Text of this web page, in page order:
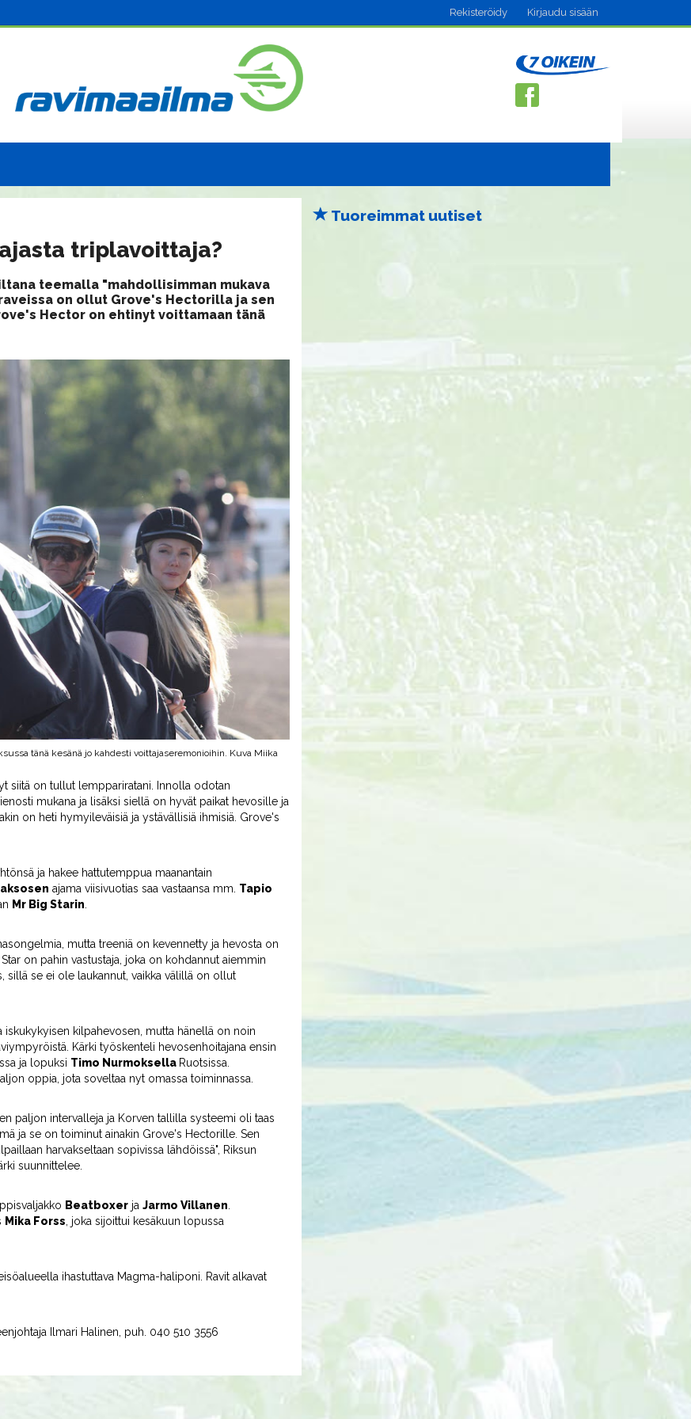
Rekisteröidy Kirjaudu sisään
triplavoittaja?
teemalla "mahdollisimman mukava
on ollut Grove's Hectorilla ja sen
Hector on ehtinyt voittamaan tänä
tänä kesänä jo kahdesti voittajaseremonioihin. Kuva Miika
siitä on tullut lemppariratani. Innolla odotan
mukana ja lisäksi siellä on hyvät paikat hevosille ja
on heti hymyileväisiä ja ystävällisiä ihmisiä. Grove's
ja hakee hattutemppua maanantain
ajama viisivuotias saa vastaansa mm. Tapio
Mr Big Starin
mutta treeniä on kevennetty ja hevosta on
on pahin vastustaja, joka on kohdannut aiemmin
sillä se ei ole laukannut, vaikka välillä on ollut
kilpahevosen, mutta hänellä on noin
Kärki työskenteli hevosenhoitajana ensin
ja lopuksi Timo Nurmoksella Ruotsissa.
oppia, jota soveltaa nyt omassa toiminnassa.
paljon intervalleja ja Korven tallilla systeemi oli taas
ja se on toiminut ainakin Grove's Hectorille. Sen
harvakseltaan sopivissa lähdöissä", Riksun
suunnittelee.
Beatboxer ja Jarmo Villanen
Mika Forss , joka sijoittui kesäkuun lopussa
ihastuttava Magma-haliponi. Ravit alkavat
Ilmari Halinen, puh. 040 510 3556
Tuoreimmat uutiset